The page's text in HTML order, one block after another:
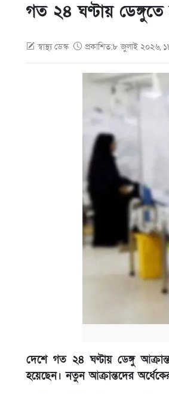
গত ২৪ ঘণ্টায়
স্বাস্থ্য ডেস্ক প্রকাশিত:৮ জুলাই ২০২৬,
দেশে গত ২৪ ঘণ্টায় ডেঙ্গু
হয়েছেন। নতুন আক্রান্তদের